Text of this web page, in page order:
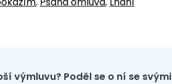
výmluvu? Poděl se o ní se svými